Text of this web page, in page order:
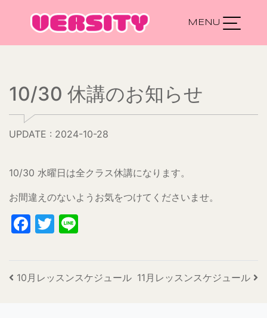
Main Navigation
10/30 休講のお知らせ
UPDATE : 2024-10-28
10/30 水曜日は全クラス休講になります。
お間違えのないようお気をつけてくださいませ。
Facebook
Twitter
投稿ナビゲーション
10月レッスンスケジュール 11月レッスンスケジュール